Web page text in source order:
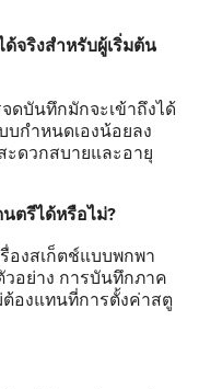
จริงสำหรับผู้เริ่มต้น
ดบันทึกมักจะเข้าถึงได้
กำหนดเองน้อยลง
ดวกสบายและอายุ
ตรีได้หรือไม่?
องสเก็ตช์แบบพกพา
อย่าง การบันทึกภาค
ต้องแทนที่การตั้งค่าสตู